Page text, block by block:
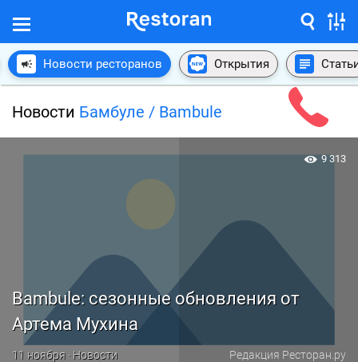
Новости ресторанов Открытия
Новости Бамбуле / Bambule
Bambule: сезонные обновления от
Артема Мухина
11 ноября · Новости Редакция Ресторан.ру
9 313